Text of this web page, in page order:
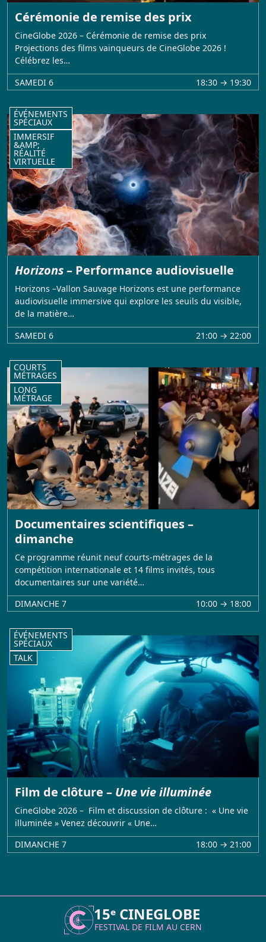
Cérémonie de remise des prix
CineGlobe 2026 – Cérémonie de remise des prix
Projections des films vainqueurs de CineGlobe 2026 !
Célébrez les…
SAMEDI 6
18:30 → 19:30
ÉVÉNEMENTS
SPÉCIAUX
IMMERSIF
&AMP;
RÉALITÉ
VIRTUELLE
Horizons– Performance audiovisuelle
Horizons –Vallon Sauvage Horizons est une performance
audiovisuelle immersive qui explore les seuils du visible,
de la matière…
SAMEDI 6
21:00 → 22:00
COURTS
MÉTRAGES
LONG
MÉTRAGE
Documentaires scientifiques –
dimanche
Ce programme réunit neuf courts-métrages de la
compétition internationale et 14 films invités, tous
documentaires sur une variété…
DIMANCHE 7
10:00 → 18:00
ÉVÉNEMENTS
SPÉCIAUX
TALK
Film de clôture – Une vie illuminée
CineGlobe 2026 – Film et discussion de clôture : « Une vie
illuminée » Venez découvrir « Une…
DIMANCHE 7
18:00 → 21:00
15ᵉ CINEGLOBE
FESTIVAL DE FILM AUCERN